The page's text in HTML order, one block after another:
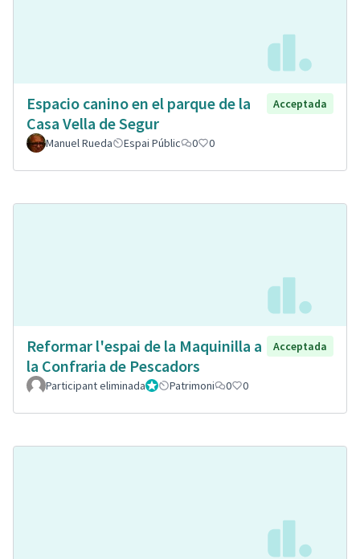
Espacio canino en el parque de la
Casa Vella de Segur
Acceptada
Manuel Rueda Espai Públic 0 0
Reformar l'espai de la Maquinilla a
la Confraria de Pescadors
Acceptada
Participant eliminadaAdministrador
Patrimoni 0 0